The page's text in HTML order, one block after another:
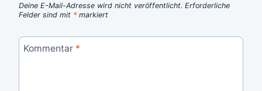
Deine E-Mail-Adresse wird nicht veröffentlicht. Erforderliche
Felder sind mit * markiert
Kommentar *